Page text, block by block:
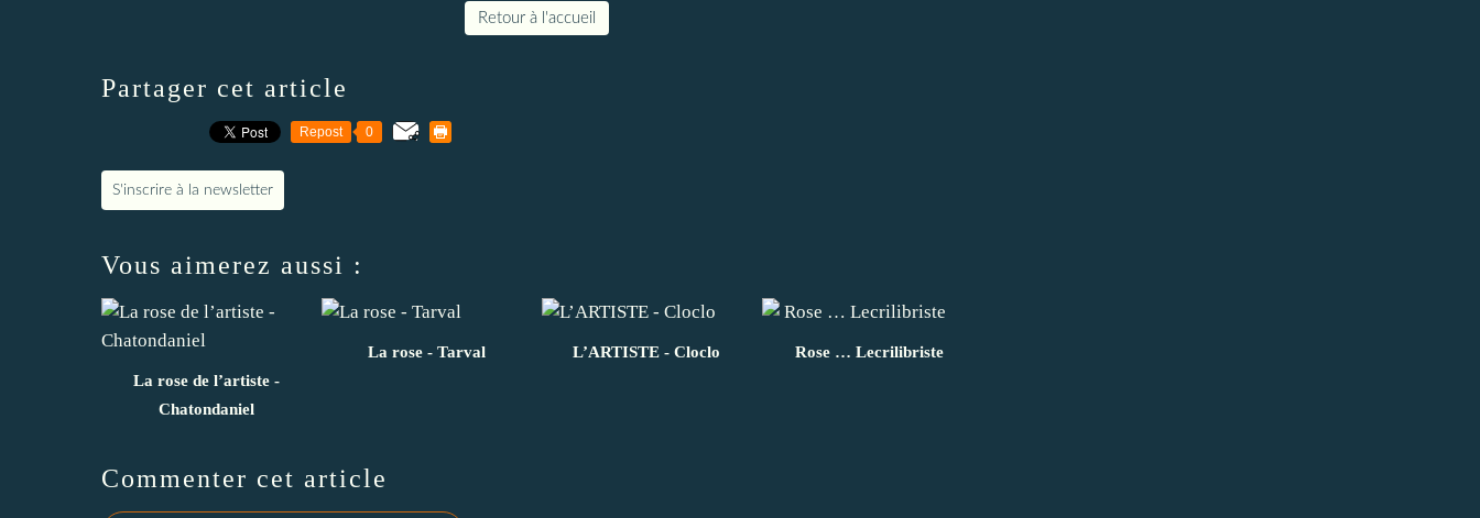
Retour à l'accueil
Partager cet article
Repost 0
S'inscrire à la newsletter
Vous aimerez aussi :
La rose de l’artiste -
Chatondaniel
La rose - Tarval L’ARTISTE - Cloclo Rose … Lecrilibriste
Commenter cet article